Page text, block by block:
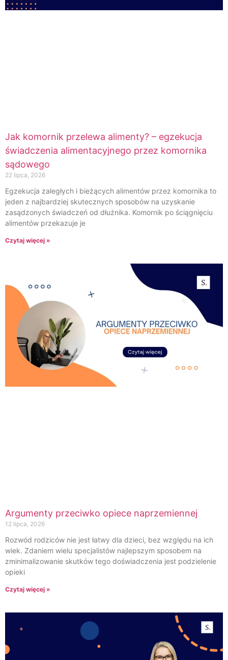
Jak komornik przelewa alimenty? – egzekucja
świadczenia alimentacyjnego przez komornika
sądowego
22 lipca, 2026
Egzekucja zaległych i bieżących alimentów przez komornika to
jeden z najbardziej skutecznych sposobów na uzyskanie
zasądzonych świadczeń od dłużnika. Komornik po ściągnięciu
alimentów przekazuje je
Czytaj więcej »
Argumenty przeciwko opiece naprzemiennej
12 lipca, 2026
Rozwód rodziców nie jest łatwy dla dzieci, bez względu na ich
wiek. Zdaniem wielu specjalistów najlepszym sposobem na
zminimalizowanie skutków tego doświadczenia jest podzielenie
opieki
Czytaj więcej »